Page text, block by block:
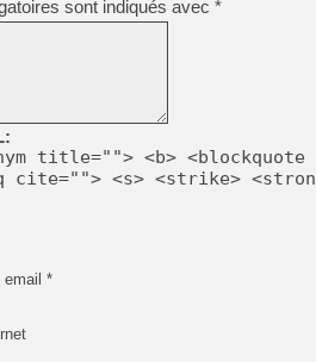
sont indiqués avec *
title=""> <b> <blockquote
cite=""> <s> <strike>
email *